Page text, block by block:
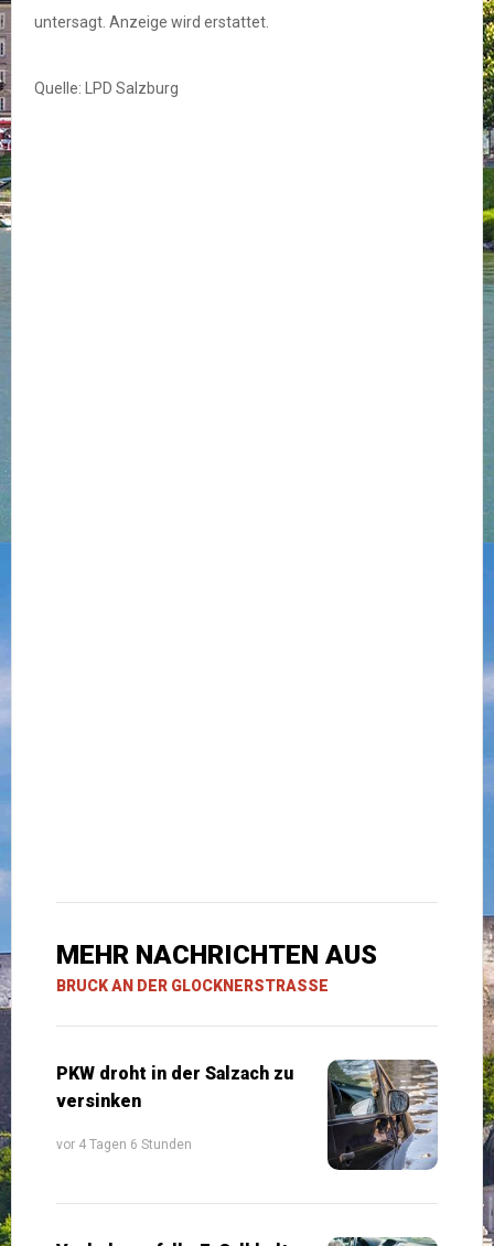
untersagt. Anzeige wird erstattet.
Quelle: LPD Salzburg
MEHR NACHRICHTEN AUS
BRUCK AN DER GLOCKNERSTRASSE
PKW droht in der Salzach zu
versinken
vor 4 Tagen 6 Stunden